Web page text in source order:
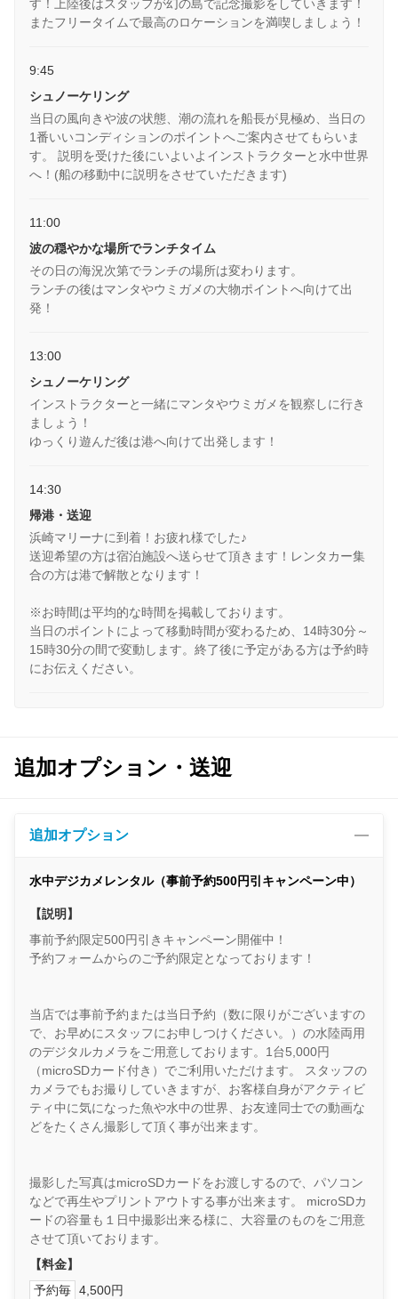
す！上陸後はスタッフが幻の島で記念撮影をしていきます！
またフリータイムで最高のロケーションを満喫しましょう！
9:45
シュノーケリング
当日の風向きや波の状態、潮の流れを船長が見極め、当日の
1番いいコンディションのポイントへご案内させてもらいま
す。 説明を受けた後にいよいよインストラクターと水中世界
へ！(船の移動中に説明をさせていただきます)
11:00
波の穏やかな場所でランチタイム
その日の海況次第でランチの場所は変わります。
ランチの後はマンタやウミガメの大物ポイントへ向けて出
発！
13:00
シュノーケリング
インストラクターと一緒にマンタやウミガメを観察しに行き
ましょう！
ゆっくり遊んだ後は港へ向けて出発します！
14:30
帰港・送迎
浜崎マリーナに到着！お疲れ様でした♪
送迎希望の方は宿泊施設へ送らせて頂きます！レンタカー集
合の方は港で解散となります！
※お時間は平均的な時間を掲載しております。
当日のポイントによって移動時間が変わるため、14時30分～
15時30分の間で変動します。終了後に予定がある方は予約時
にお伝えください。
追加オプション・送迎
追加オプション
水中デジカメレンタル（事前予約500円引キャンペーン中）
【説明】
事前予約限定500円引きキャンペーン開催中！
予約フォームからのご予約限定となっております！
当店では事前予約または当日予約（数に限りがございますの
で、お早めにスタッフにお申しつけください。）の水陸両用
のデジタルカメラをご用意しております。1台5,000円
（microSDカード付き）でご利用いただけます。 スタッフの
カメラでもお撮りしていきますが、お客様自身がアクティビ
ティ中に気になった魚や水中の世界、お友達同士での動画な
どをたくさん撮影して頂く事が出来ます。
撮影した写真はmicroSDカードをお渡しするので、パソコン
などで再生やプリントアウトする事が出来ます。 microSDカ
ードの容量も１日中撮影出来る様に、大容量のものをご用意
させて頂いております。
【料金】
予約毎 4,500円